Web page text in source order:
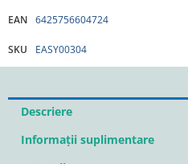
cu
pentru
copii
VEHICULE
EAN 6425756604724
SKU EASY00304
Descriere
Informații suplimentare